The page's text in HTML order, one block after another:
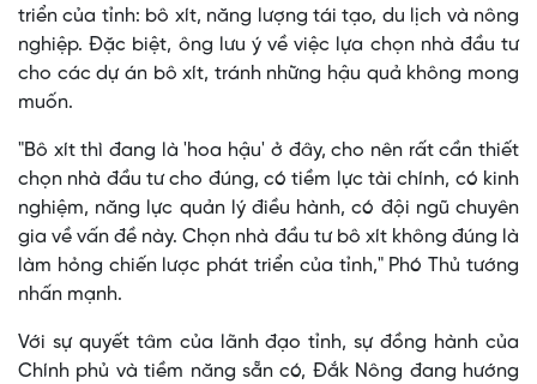
triển của tỉnh: bô xít, năng lượng tái tạo, du lịch và nông
nghiệp. Đặc biệt, ông lưu ý về việc lựa chọn nhà đầu tư
cho các dự án bô xít, tránh những hậu quả không mong
muốn.
"Bô xít thì đang là 'hoa hậu' ở đây, cho nên rất cần thiết
chọn nhà đầu tư cho đúng, có tiềm lực tài chính, có kinh
nghiệm, năng lực quản lý điều hành, có đội ngũ chuyên
gia về vấn đề này. Chọn nhà đầu tư bô xít không đúng là
làm hỏng chiến lược phát triển của tỉnh," Phó Thủ tướng
nhấn mạnh.
Với sự quyết tâm của lãnh đạo tỉnh, sự đồng hành của
Chính phủ và tiềm năng sẵn có, Đắk Nông đang hướng